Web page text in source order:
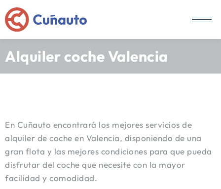
Alquiler coche Valencia
En Cuñauto encontrará los mejores servicios de
alquiler de coche en Valencia, disponiendo de una
gran flota y las mejores condiciones para que pueda
disfrutar del coche que necesite con la mayor
facilidad y comodidad.